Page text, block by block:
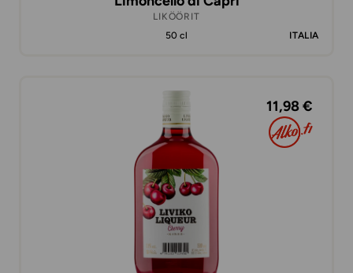
LIKÖÖRIT
50 cl
ITALIA
11,98 €